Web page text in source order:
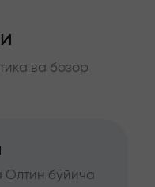
ва бозор
Олтин бўйича